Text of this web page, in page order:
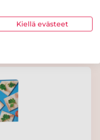
kaurahiutale 1kg
Kiellä evästeet